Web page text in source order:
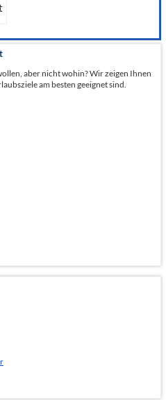
aber nicht wohin? Wir zeigen Ihnen
am besten geeignet sind.